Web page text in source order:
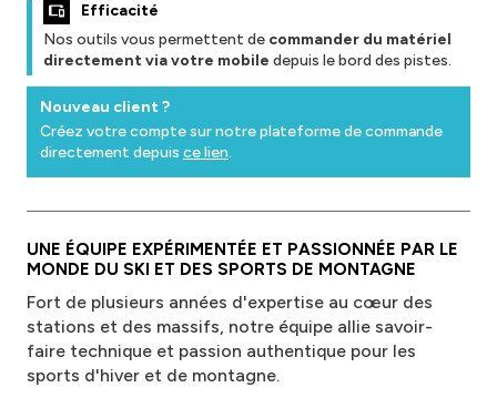
Efficacité
Nos outils vous permettent de commander du matériel
directement via votre mobile depuis le bord des pistes.
Nouveau client ?
Créez votre compte sur notre plateforme de commande
directement depuis ce lien.
UNE ÉQUIPE EXPÉRIMENTÉE ET PASSIONNÉE PAR LE
MONDE DU SKI ET DES SPORTS DE MONTAGNE
Fort de plusieurs années d'expertise au cœur des
stations et des massifs, notre équipe allie savoir-
faire technique et passion authentique pour les
sports d'hiver et de montagne.